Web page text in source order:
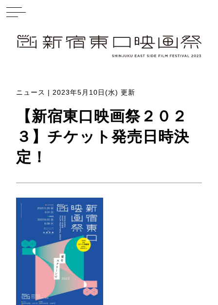
ニュース | 2023年5月10日(水) 更新
【新宿東口映画祭２０２
３】チケット発売日時決
定！